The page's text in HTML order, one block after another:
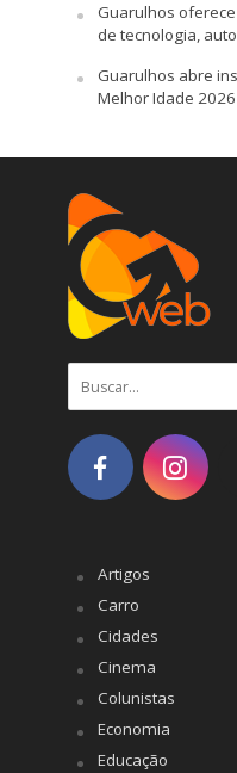
Guarulhos
de tecnologia,
Guarulhos abre
Melhor Idade 2026
Artigos
Carro
Cidades
Cinema
Colunistas
Economia
Educação